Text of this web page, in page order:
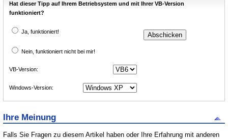
Hat dieser Tipp auf Ihrem Betriebsystem und mit Ihrer VB-Version
funktioniert?
Ja, funktioniert!
Nein, funktioniert nicht bei mir!
VB-Version:
Windows-Version:
Ihre Meinung
Falls Sie Fragen zu diesem Artikel haben oder Ihre Erfahrung mit anderen